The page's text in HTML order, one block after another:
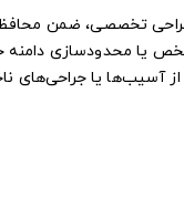
تخصصی، ضمن
یا محدودسازی دامنه
آسیب‌ها یا جراحی‌های